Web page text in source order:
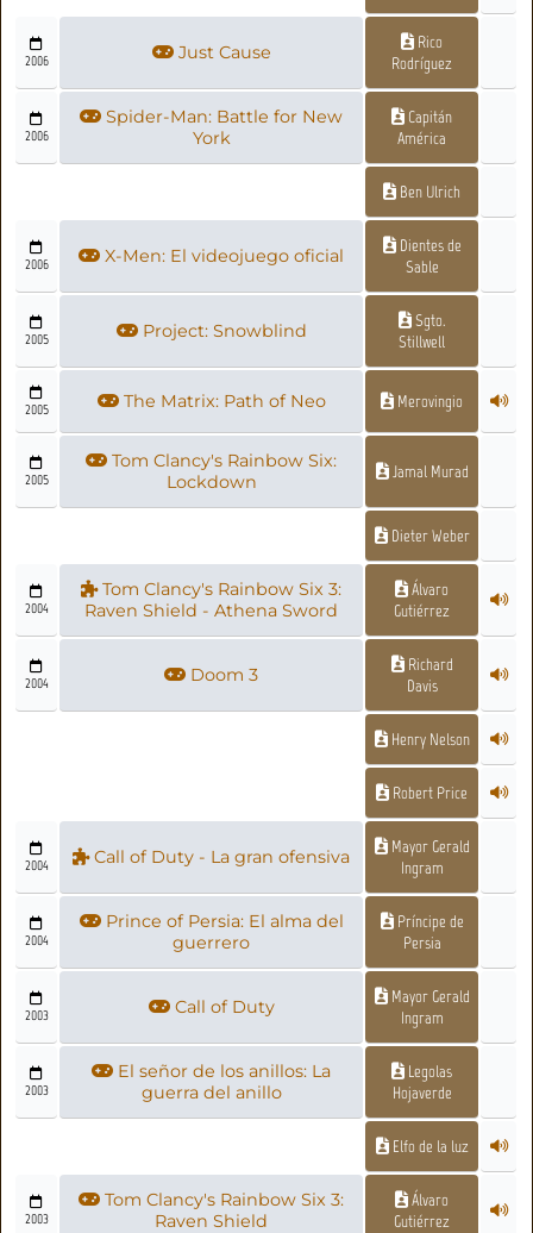
2006 Just Cause
Rico
Rodríguez
2006
Spider-Man: Battle for New
York
Capitán
América
Ben Ulrich
2006 X-Men: El videojuego oficial
Dientes de
Sable
2005 Project: Snowblind
Sgto.
Stillwell
2005 The Matrix: Path of Neo Merovingio
2005
Tom Clancy's Rainbow Six:
Lockdown
Jamal Murad
Dieter Weber
2004
Tom Clancy's Rainbow Six 3:
Raven Shield - Athena Sword
Álvaro
Gutiérrez
2004 Doom 3
Richard
Davis
Henry Nelson
Robert Price
2004 Call of Duty - La gran ofensiva
Mayor Gerald
Ingram
2004
Prince of Persia: El alma del
guerrero
Príncipe de
Persia
2003 Call of Duty
Mayor Gerald
Ingram
2003
El señor de los anillos: La
guerra del anillo
Legolas
Hojaverde
Elfo de la luz
2003
Tom Clancy's Rainbow Six 3:
Raven Shield
Álvaro
Gutiérrez